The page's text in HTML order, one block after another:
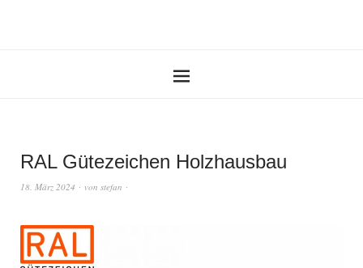
RAL Gütezeichen Holzhausbau
18. März 2024 von stefan